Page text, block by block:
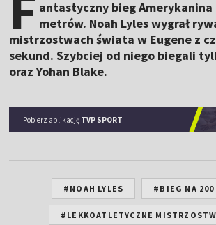
antastyczny bieg Amerykanina
metrów. Noah Lyles wygrał
mistrzostwach świata w Eugene z
sekund. Szybciej od niego biegali
oraz Yohan Blake.
Pobierz aplikację TVP SPORT
#NOAH LYLES #BIEG NA 200
#LEKKOATLETYCZNE